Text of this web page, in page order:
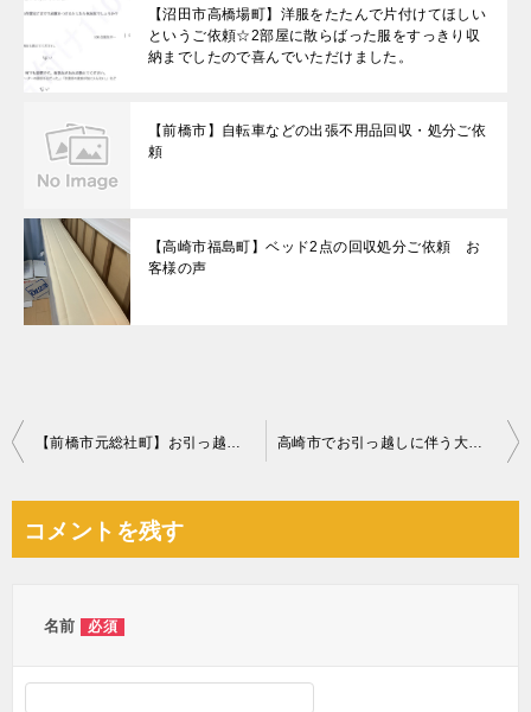
【沼田市高橋場町】洋服をたたんで片付けてほしい
というご依頼☆2部屋に散らばった服をすっきり収
納までしたので喜んでいただけました。
【前橋市】自転車などの出張不用品回収・処分ご依
頼
【高崎市福島町】ベッド2点の回収処分ご依頼 お
客様の声
投
ビ
【前橋市元総社町】お引っ越しの伴う不要品回収☆希望日での対応や、最適な料金プランのご提案にご満足いただけました！ 高崎市でお引っ越しに伴う大型家具(本棚、食器棚、ベッドなど)の回収 お客様の声
コメントを残す
名前 必須